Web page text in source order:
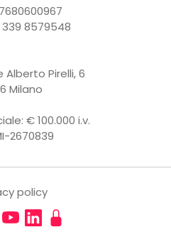
8579548
Alberto Pirelli, 6
Milano
€ 100.000 i.v.
2670839
policy